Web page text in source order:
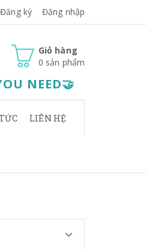
Đăng ký Đăng nhập
Giỏ hàng
0 sản phẩm
NEED🤝
LIÊN HỆ